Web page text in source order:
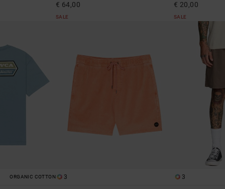
€ 64,00
SALE
€ 20,00
SALE
ORGANIC COTTON 3 3